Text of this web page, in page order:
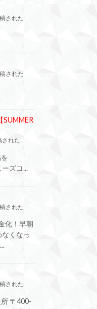
された
された
された
ズコ...
された
化！早朝
くなっ
された
〒400-